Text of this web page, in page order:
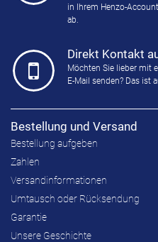
in Ihrem Henzo-
ab.
Direkt Kontakt
Möchten Sie lieber mit
E-Mail senden? Das ist
Bestellung und Versand
Bestellung aufgeben
Zahlen
Versandinformationen
Umtausch oder Rücksendung
Garantie
Unsere Geschichte